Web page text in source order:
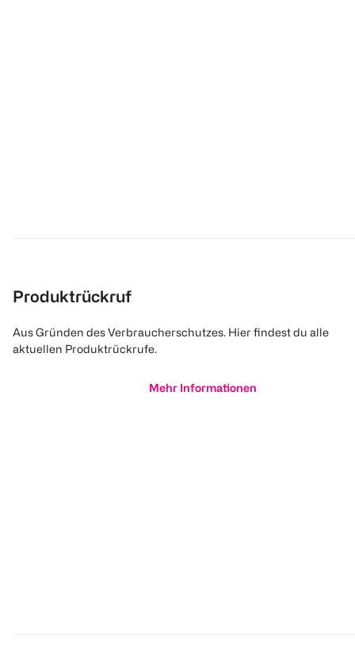
Produktrückruf
Aus Gründen des Verbraucherschutzes. Hier findest du alle
aktuellen Produktrückrufe.
Mehr Informationen